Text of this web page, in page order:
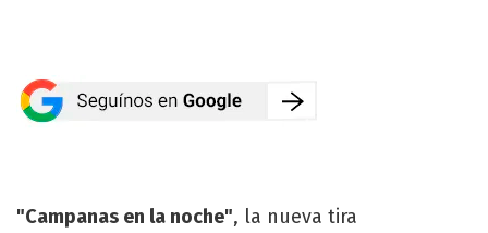
"Campanas en la noche", la nueva tira